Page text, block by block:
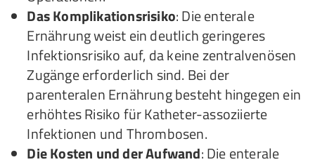
Das Komplikationsrisiko: Die enterale
Ernährung weist ein deutlich geringeres
Infektionsrisiko auf, da keine zentralvenösen
Zugänge erforderlich sind. Bei der
parenteralen Ernährung besteht hingegen ein
erhöhtes Risiko für Katheter-assoziierte
Infektionen und Thrombosen.
Die Kosten und der Aufwand: Die enterale